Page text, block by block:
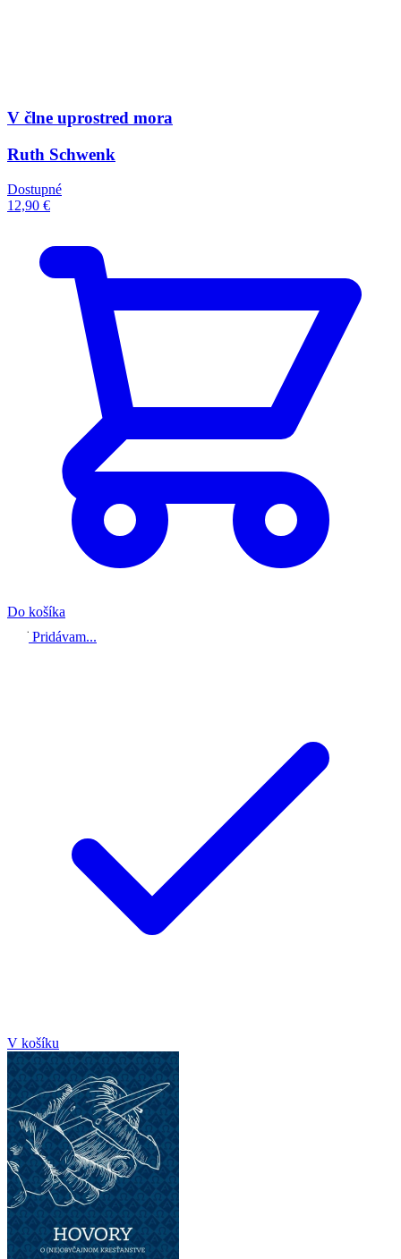
V člne uprostred mora
Ruth Schwenk
Dostupné
12,90 €
Do košíka
Pridávam...
V košíku